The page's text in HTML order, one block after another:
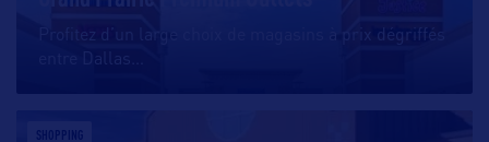
Profitez d’un large choix de magasins à prix dégriffés
entre Dallas
SHOPPING